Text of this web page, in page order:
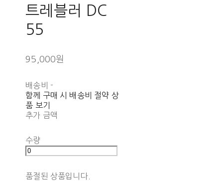
트레블러 DC
55
95,000원
배송비 -
함께 구매 시 배송비 절약 상
품 보기
추가 금액
수량
품절된 상품입니다.